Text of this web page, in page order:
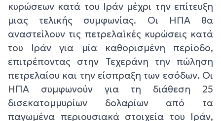
κυρώσεων κατά του Ιράν μέχρι την επίτευξη
μιας τελικής συμφωνίας. Οι ΗΠΑ θα
αναστείλουν τις πετρελαϊκές κυρώσεις κατά
του Ιράν για μία καθορισμένη περίοδο,
επιτρέποντας στην Τεχεράνη την πώληση
πετρελαίου και την είσπραξη των εσόδων. Οι
ΗΠΑ συμφωνούν για τη διάθεση 25
δισεκατομμυρίων δολαρίων από τα
παγωμένα περιουσιακά στοιχεία του Ιράν,